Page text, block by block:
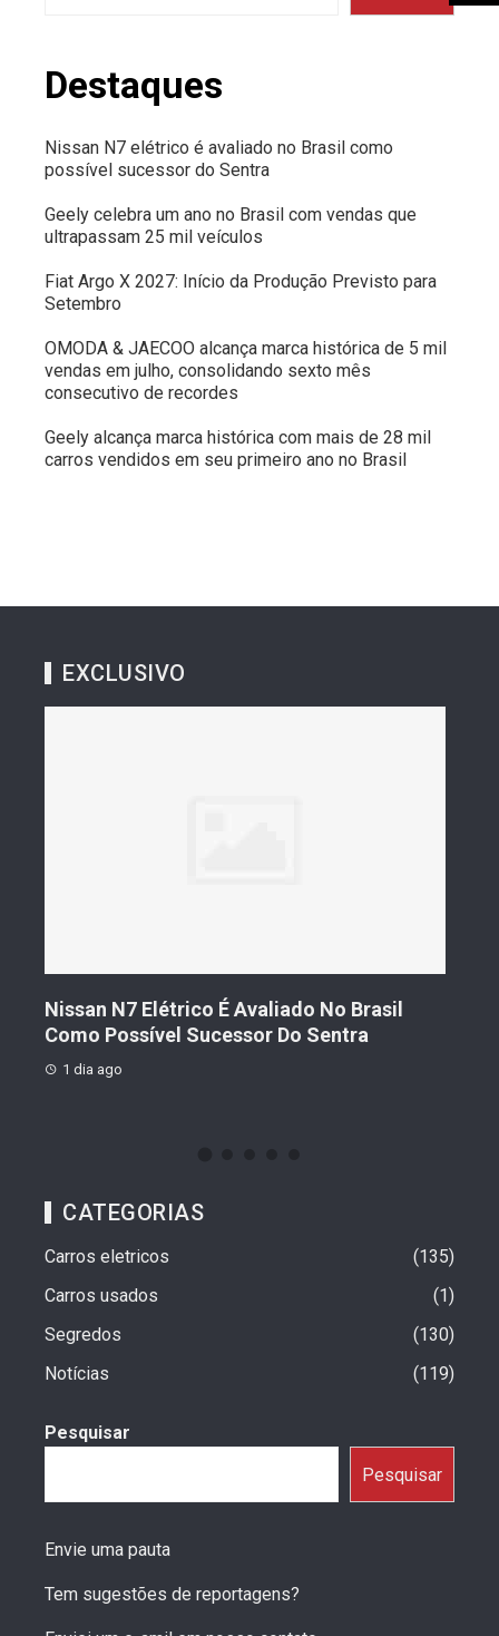
Destaques
Nissan N7 elétrico é avaliado no Brasil como
possível sucessor do Sentra
Geely celebra um ano no Brasil com vendas que
ultrapassam 25 mil veículos
Fiat Argo X 2027: Início da Produção Previsto para
Setembro
OMODA & JAECOO alcança marca histórica de 5 mil
vendas em julho, consolidando sexto mês
consecutivo de recordes
Geely alcança marca histórica com mais de 28 mil
carros vendidos em seu primeiro ano no Brasil
EXCLUSIVO
Nissan N7 Elétrico É Avaliado No Brasil
Como Possível Sucessor Do Sentra
1 dia ago
CATEGORIAS
Carros eletricos
135
Carros usados
1
Segredos
130
Notícias
119
Pesquisar
Pesquisar
Envie uma pauta
Tem sugestões de reportagens?